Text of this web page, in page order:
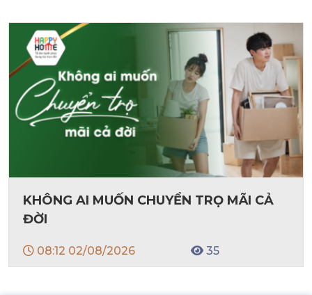
KHÔNG AI MUỐN CHUYỂN TRỌ MÃI CẢ
ĐỜI
08:12 02/08/2026 35